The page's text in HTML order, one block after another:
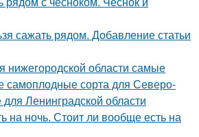
сажать рядом. Добавление статьи
нижегородской области самые
самоплодные сорта для Северо-
Ленинградской области
на ночь. Стоит ли вообще есть на